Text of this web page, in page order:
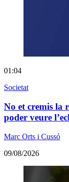
01:04
Societat
No et cremis la
poder veure
Marc Orts i Cussó
09/08/2026